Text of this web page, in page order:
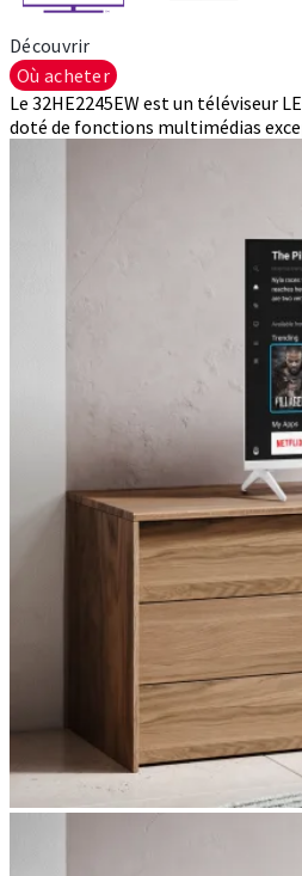
Découvrir
Où acheter
Le 32HE2245EW est un téléviseur
doté de fonctions multimédias